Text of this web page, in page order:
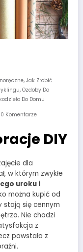
, Jak Zrobić
, Ozdoby Do
Do Domu
0 Komentarze
DIY
dla
w którym zwykłe
uroku i
można kupić od
stają się cennym
Nie chodzi
z
powstała z